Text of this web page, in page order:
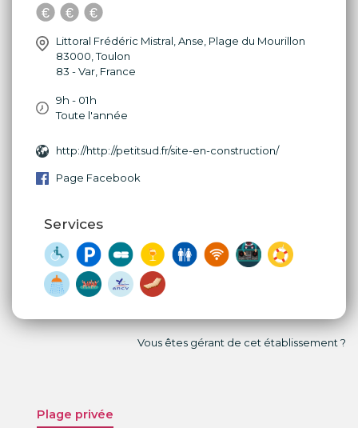
Littoral Frédéric Mistral, Anse, Plage du Mourillon
83000,Toulon
83 - Var, France
9h - 01h
Toute l'année
http://http://petitsud.fr/site-en-construction/
Page Facebook
Services
Vous êtes gérant de cet établissement ?
Plage privée